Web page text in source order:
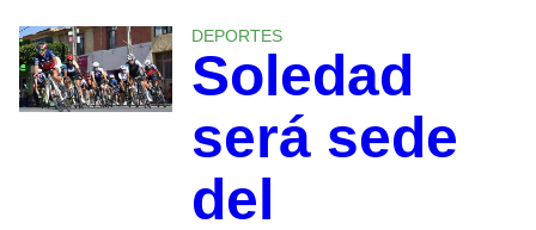
DEPORTES
Soledad
será sede
del